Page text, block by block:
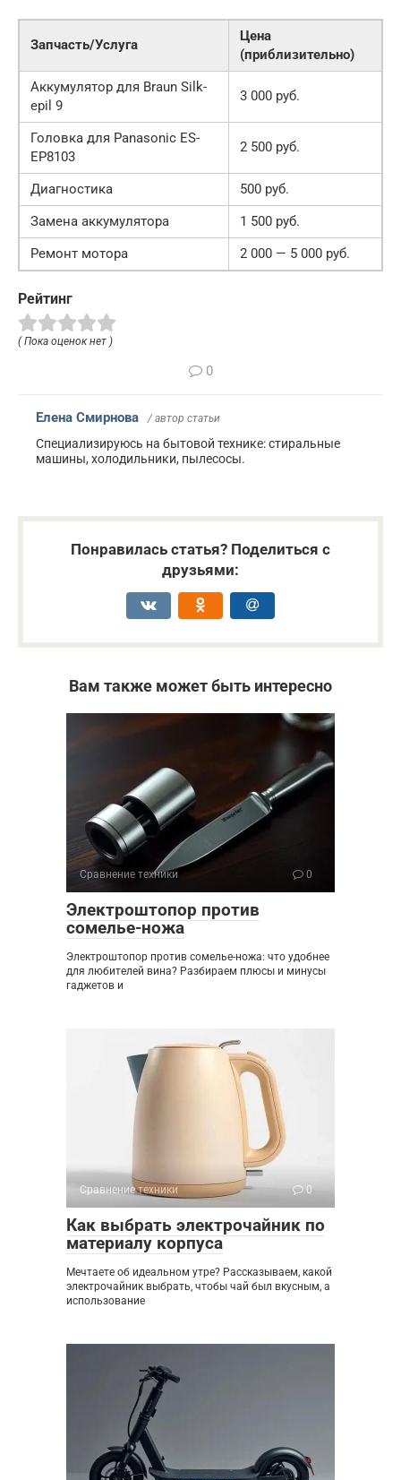
Запчасть/Услуга
Цена
(приблизительно)
Аккумулятор для Braun Silk-
epil 9
3 000 руб.
Головка для Panasonic ES-
EP8103
2 500 руб.
Диагностика
500 руб.
Замена аккумулятора
1 500 руб.
Ремонт мотора
2 000 — 5 000 руб.
Рейтинг
( Пока оценок нет )
0
Елена Смирнова / автор статьи
Специализируюсь на бытовой технике: стиральные
машины, холодильники, пылесосы.
Понравилась статья? Поделиться с
друзьями:
Вам также может быть интересно
Сравнение техники 0
Электроштопор против
сомелье-ножа
Электроштопор против сомелье-ножа: что удобнее
для любителей вина? Разбираем плюсы и минусы
гаджетов и
Сравнение техники 0
Как выбрать электрочайник по
материалу корпуса
Мечтаете об идеальном утре? Рассказываем, какой
электрочайник выбрать, чтобы чай был вкусным, а
использование